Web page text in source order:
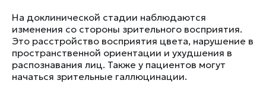
На доклинической стадии наблюдаются
изменения со стороны зрительного восприятия.
Это расстройство восприятия цвета, нарушение в
пространственной ориентации и ухудшения в
распознавания лиц. Также у пациентов могут
начаться зрительные галлюцинации.